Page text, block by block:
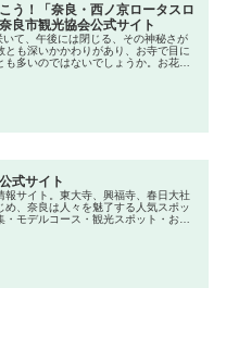
う！「奈良・西ノ京ロータスロ
良市観光協会公式サイト
て、午後には閉じる、その神秘さが
とも深いかかわりがあり、お寺で目に
も多いのではないでしょうか。お花が
式サイト
報サイト。東大寺、興福寺、春日大社
め、奈良は人々を魅了する人気スポッ
・モデルコース・観光スポット・お土